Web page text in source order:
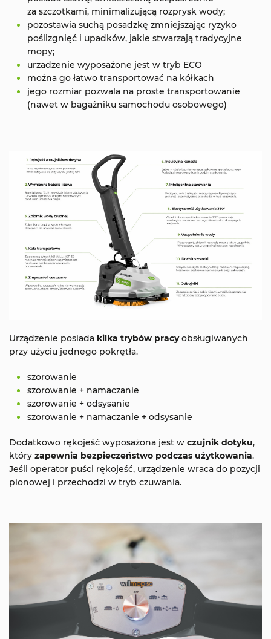
za szczotkami, minimalizującą rozprysk wody;
pozostawia suchą posadzkę zmniejszając ryzyko
poślizgnięć i upadków, jakie stwarzają tradycyjne
mopy;
urzadzenie wyposażone jest w tryb ECO
można go łatwo transportować na kółkach
jego rozmiar pozwala na proste transportowanie
(nawet w bagażniku samochodu osobowego)
Urządzenie posiada kilka trybów pracyobsługiwanych
przy użyciu jednego pokrętła.
szorowanie
szorowanie + namaczanie
szorowanie + odsysanie
szorowanie + namaczanie + odsysanie
Dodatkowo rękojeść wyposażona jest w czujnik dotyku,
który zapewnia bezpieczeństwo podczas użytkowania.
Jeśli operator puści rękojeść, urządzenie wraca do pozycji
pionowej i przechodzi w tryb czuwania.